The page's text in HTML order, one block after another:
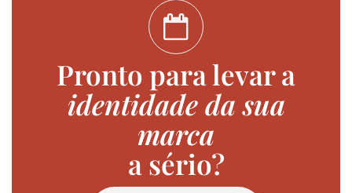
Pronto para levar a
identidade da sua
marca
a sério?